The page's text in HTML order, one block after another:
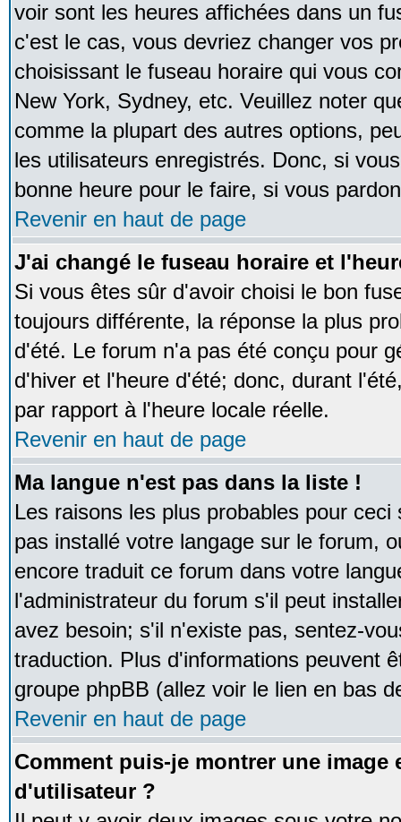
voir sont les heures affichées dans un
c'est le cas, vous devriez changer vos
choisissant le fuseau horaire qui vous
New York, Sydney, etc. Veuillez noter
comme la plupart des autres options,
les utilisateurs enregistrés. Donc, si
bonne heure pour le faire, si vous
Revenir en haut de page
J'ai changé le fuseau horaire et
Si vous êtes sûr d'avoir choisi le bon
toujours différente, la réponse la plus
d'été. Le forum n'a pas été conçu pour
d'hiver et l'heure d'été; donc, durant
par rapport à l'heure locale réelle.
Revenir en haut de page
Ma langue n'est pas dans la liste !
Les raisons les plus probables pour
pas installé votre langage sur le forum,
encore traduit ce forum dans votre
l'administrateur du forum s'il peut
avez besoin; s'il n'existe pas, sentez-
traduction. Plus d'informations peuvent
groupe phpBB (allez voir le lien en bas
Revenir en haut de page
Comment puis-je montrer une image
d'utilisateur ?